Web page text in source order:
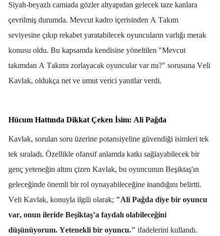
Siyah-beyazlı camiada gözler altyapıdan gelecek taze kanlara
çevrilmiş durumda. Mevcut kadro içerisinden A Takım
seviyesine çıkıp rekabet yaratabilecek oyuncuların varlığı merak
konusu oldu. Bu kapsamda kendisine yöneltilen "Mevcut
takımdan A Takımı zorlayacak oyuncular var mı?" sorusuna Veli
Kavlak, oldukça net ve umut verici yanıtlar verdi.
Hücum Hattında Dikkat Çeken İsim: Ali Pağda
Kavlak, sorulan soru üzerine potansiyeline güvendiği isimleri tek
tek sıraladı. Özellikle ofansif anlamda katkı sağlayabilecek bir
genç yeteneğin altını çizen Kavlak, bu oyuncunun Beşiktaş'ın
geleceğinde önemli bir rol oynayabileceğine inandığını belirtti.
Veli Kavlak, konuyla ilgili olarak; "Ali Pağda diye bir oyuncu
var, onun ileride Beşiktaş’a faydalı olabileceğini
düşünüyorum. Yetenekli bir oyuncu." ifadelerini kullandı.